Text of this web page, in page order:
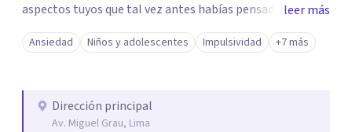
aspectos tuyos que tal vez antes habías pensado.
Reconocer tus emociones, nombrarlas y expresarlas
libremente en un espacio seguro. Actualmente atiendo
leer más
Ansiedad Niños y adolescentes Impulsividad +7 más
Dirección principal
Av. Miguel Grau, Lima